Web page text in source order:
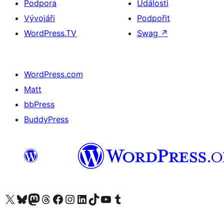
Podpora
Vývojáři
WordPress.TV
Události
Podpořit
Swag ↗
WordPress.com
Matt
bbPress
BuddyPress
Navštivte náš účet na X (dříve Twitter)
Navštivte náš Bluesky účetNavštivte náš účet Mastodon
Navštivte náš Threads účetNavštivte naši stránku na Facebooku
Navštivte náš Instagram účetNavštivte náš LinkedIn účetNavštivte náš TikTok účetNavštivte náš YouTube kanálNavštivte náš Tumblr účet